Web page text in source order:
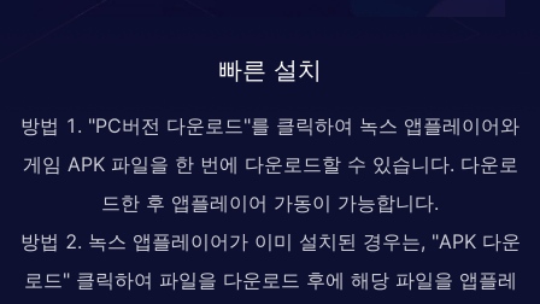
빠른 설치
방법 1. "PC버전 다운로드"를 클릭하여 녹스 앱플레이어와
게임 APK 파일을 한 번에 다운로드할 수 있습니다. 다운로
드한 후 앱플레이어 가동이 가능합니다.
방법 2. 녹스 앱플레이어가 이미 설치된 경우는, "APK 다운
로드" 클릭하여 파일을 다운로드 후에 해당 파일을 앱플레